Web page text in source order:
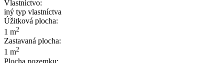
Vlastníctvo:
iný typ vlastníctva
Úžitková plocha:
1 m2
Zastavaná plocha:
1 m2
Plocha pozemku: